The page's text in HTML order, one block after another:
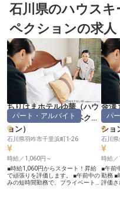
石川県のハウスキ
ペクションの求人
ちりはまホテルゆ華（ハウ
スキーパー・インスペクシ
ョン）
パート・アルバイト
石川県羽咋市千里浜町1-26
時給／1,060円～
■時給1,060円からスタート！昇給
で頑張りを評価します。 ■午前中の
みの短時間勤務で、プライベートも
金澤
ウ
ショ
パ
石川
時給／
■午前
勤務 ■
評価さ